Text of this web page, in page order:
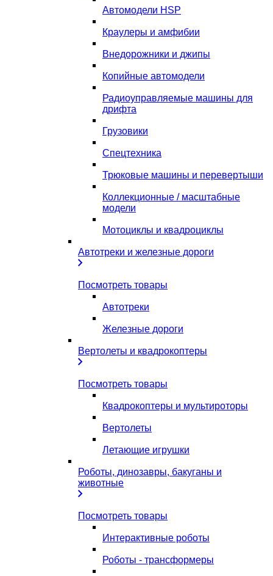
Автомодели HSP
Краулеры и амфибии
Внедорожники и джипы
Копийные автомодели
Радиоуправляемые машины для
дрифта
Грузовики
Спецтехника
Трюковые машины и перевертыши
Коллекционные / масштабные
модели
Мотоциклы и квадроциклы
Автотреки и железные дороги
Посмотреть товары
Автотреки
Железные дороги
Вертолеты и квадрокоптеры
Посмотреть товары
Квадрокоптеры и мультироторы
Вертолеты
Летающие игрушки
Роботы, динозавры, бакуганы и
животные
Посмотреть товары
Интерактивные роботы
Роботы - трансформеры